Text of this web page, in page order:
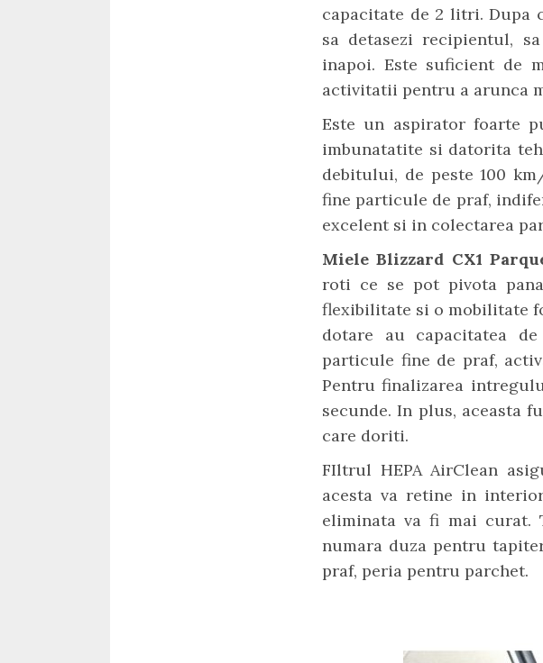
capacitate de 2 litri. Dupa
sa detasezi recipientul,
inapoi. Este suficient de
activitatii pentru a arunca
Este un aspirator foarte
imbunatatite si datorita
debitului, de peste 100
fine particule de praf,
excelent si in colectarea
Miele Blizzard CX1
roti ce se pot pivota
flexibilitate si o mobilitate
dotare au capacitatea
particule fine de praf,
Pentru finalizarea
secunde. In plus, aceasta
care doriti.
FIltrul HEPA AirClean
acesta va retine in
eliminata va fi mai curat.
numara duza pentru
praf, peria pentru parchet.